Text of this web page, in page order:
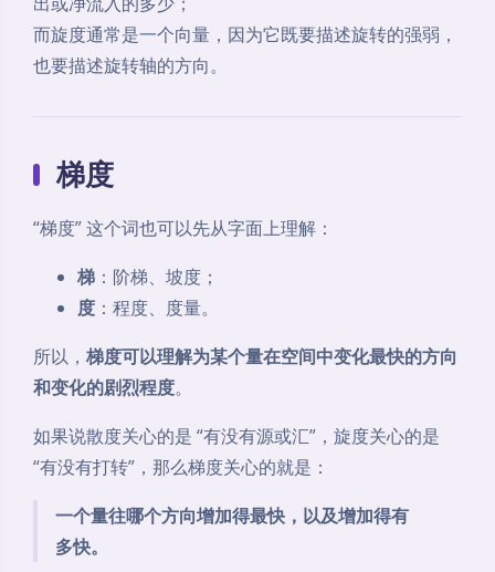
可以和散度对比着记：
散度：看这个地方是不是 “往外吐” 或者 “往里
部旋转。
所以，散度最终得到的是一个标量，因为它只描述净流
而旋度通常是一个向量，因为它既要描述旋转的强弱，
也要描述旋转轴的方向。
梯度
“梯度” 这个词也可以先从字面上理解：
梯：阶梯、坡度；
度：程度、度量。